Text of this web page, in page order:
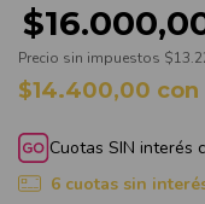
Precio sin impuestos
$14.400,00 con
Cuotas SIN interés
6 cuotas sin